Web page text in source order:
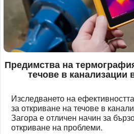
Предимства на
течове в канализации
Изследването на
за откриване на течове в
Загора е отличен начин за
откриване на проблеми.